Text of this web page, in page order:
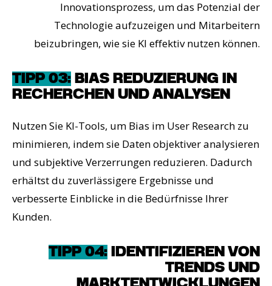
Innovationsprozess, um das Potenzial der
Technologie aufzuzeigen und Mitarbeitern
beizubringen, wie sie KI effektiv nutzen können.
TIPP 03: BIAS REDUZIERUNG IN
RECHERCHEN UND ANALYSEN
Nutzen Sie KI-Tools, um Bias im User Research zu
minimieren, indem sie Daten objektiver analysieren
und subjektive Verzerrungen reduzieren. Dadurch
erhältst du zuverlässigere Ergebnisse und
verbesserte Einblicke in die Bedürfnisse Ihrer
Kunden.
TIPP 04: IDENTIFIZIEREN VON
TRENDS UND